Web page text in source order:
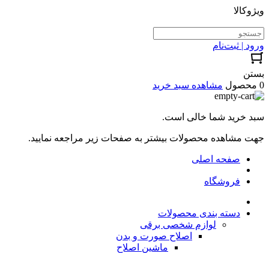
ویژوکالا
ورود | ثبت‌نام
بستن
0 محصول
مشاهده سبد خرید
سبد خرید شما خالی است.
جهت مشاهده محصولات بیشتر به صفحات زیر مراجعه نمایید.
صفحه اصلی
فروشگاه
دسته بندی محصولات
لوازم شخصی برقی
اصلاح صورت و بدن
ماشین اصلاح